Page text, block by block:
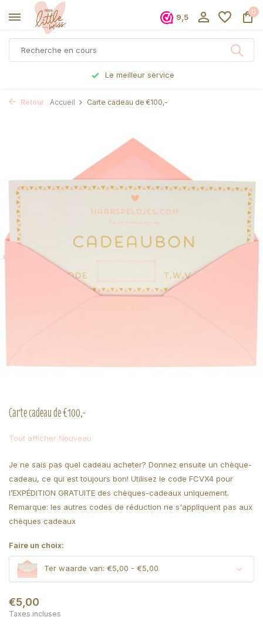
9,5
0
Le meilleur service
Retour Accueil Carte cadeau de €100,-
Carte cadeau de €100,-
Tout afficher Nouveau
Je ne sais pas quel cadeau acheter? Donnez ensuite un chèque-
cadeau, ce qui est toujours bon! Utilisez le code FCVX4 pour
l’EXPÉDITION GRATUITE des chèques-cadeaux uniquement.
Remarque: les autres codes de réduction ne s'appliquent pas aux
chèques cadeaux
Faire un choix:
Ter waarde van: €5,00 - €5,00
€5,00
Taxes incluses